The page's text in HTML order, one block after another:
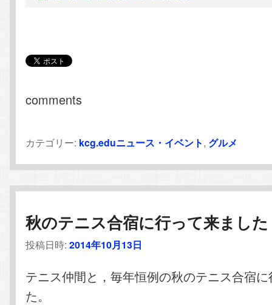
comments
カテゴリー: kcg.eduニュース・イベント, グルメ
秋のテニス合宿に行って来まし
投稿日時:2014年10月13日
テニス仲間と，毎年恒例の秋のテニス合宿
た。